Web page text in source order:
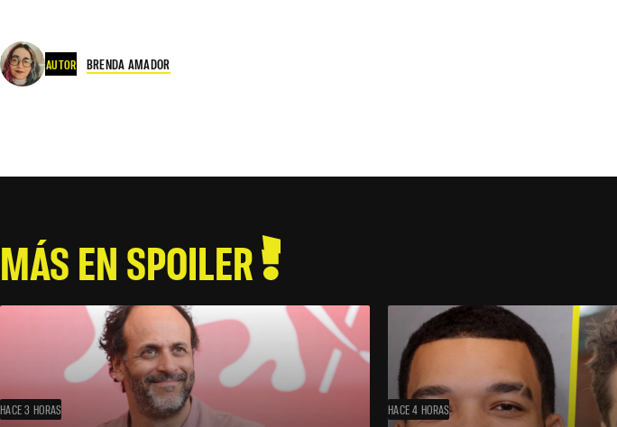
AUTOR BRENDA AMADOR
MÁS EN SPOILER
HACE 3 HORAS HACE 4 HORAS